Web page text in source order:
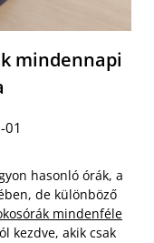
mindennapi
01
hasonló órák, a
de különböző
mindenféle
kezdve, akik csak